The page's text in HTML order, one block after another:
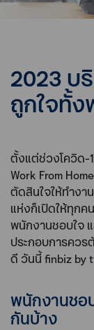
2023 บ
ถูกใจทั้
ตั้งแต่ช่วงโควิด-
Work From
ตัดสินใจให้ทำงา
แห่งก็เปิดให้ทุก
พนักงานชอบใจ
ประกอบการควร
ดี วันนี้ finbiz by
พนักงานชอ
กันบ้าง